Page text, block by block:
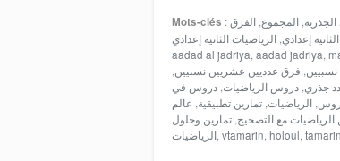
Mots-clés : الجذرية, المجموع, الفرق
الثانية إعدادي, الرياضيات الثانية إعدادي
aadad al jadriya, aadad jadriya,
, فرق عدديين عشريين نسبيين,
جذري, دروس الرياضيات, دروس في
, الرياضيات, تمارين تطبيقية, عالم
الرياضيات مع التصحيح, تمارين وحلول
الرياضيات, vtamarin, holoul,